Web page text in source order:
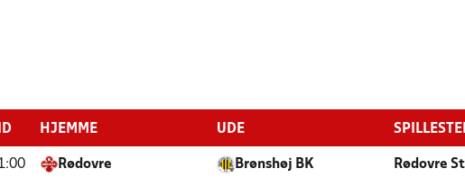
HJEMME UDE
Rødovre Brønshøj BK Rødovre